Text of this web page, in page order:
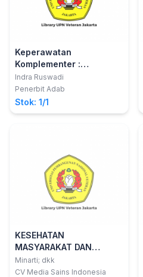
Keperawatan
Komplementer :
Pendekatan Holistik
Untuk Perawat Dan
Mahasiswa Keperawatan
Indra Ruswadi
Penerbit Adab
Stok: 1/1
KESEHATAN
MASYARAKAT DAN
PROMOSI KESEHATAN
Minarti; dkk
CV Media Sains Indonesia